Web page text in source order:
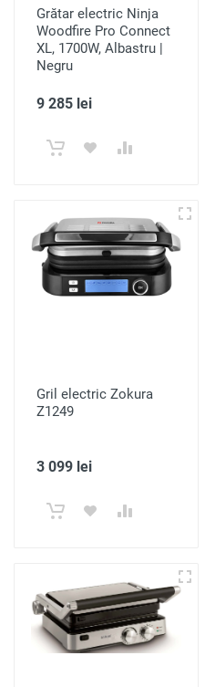
Grătar electric Ninja
Woodfire Pro Connect
XL, 1700W, Albastru |
Negru
9 285 lei
Gril electric Zokura
Z1249
3 099 lei